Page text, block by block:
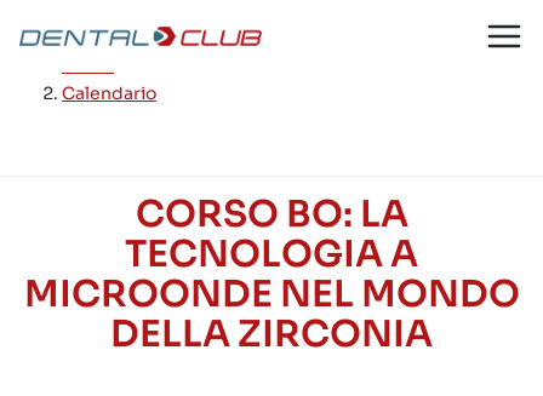
contenuto
Calendario
CORSO BO: LA
TECNOLOGIA A
MICROONDE NEL MONDO
DELLA ZIRCONIA